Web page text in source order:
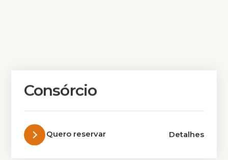
Consórcio
Quero reservar Detalhes